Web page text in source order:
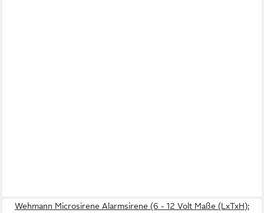
Wehmann Microsirene Alarmsirene (6 - 12 Volt Maße (LxTxH):